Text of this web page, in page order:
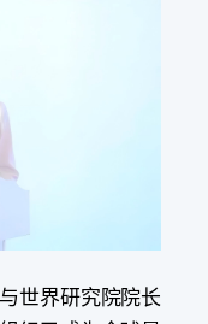
世界研究院院长